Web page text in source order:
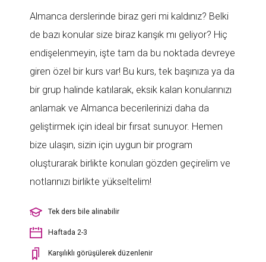
Almanca derslerinde biraz geri mi kaldınız? Belki
de bazı konular size biraz karışık mı geliyor? Hiç
endişelenmeyin, işte tam da bu noktada devreye
giren özel bir kurs var! Bu kurs, tek başınıza ya da
bir grup halinde katılarak, eksik kalan konularınızı
anlamak ve Almanca becerilerinizi daha da
geliştirmek için ideal bir fırsat sunuyor. Hemen
bize ulaşın, sizin için uygun bir program
oluşturarak birlikte konuları gözden geçirelim ve
notlarınızı birlikte yükseltelim!
Tek ders bile alinabilir
Haftada 2-3
Karşılıklı görüşülerek düzenlenir